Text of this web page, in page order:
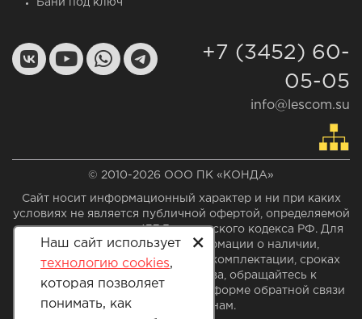
Бани под ключ
+7 (3452) 60-
05-05
info@lescom.su
© 2010-2026 ООО ПК «КОНДА»
Сайт носит информационный характер и ни при каких
условиях не является публичной офертой, определяемой
положением статьи 437 Гражданского кодекса РФ. Для
получения актуальной информации о наличии,
стоимости указанных проектов, комплектации, сроках
производства и строительства, обращайтесь к
специалистам отдела продаж по форме обратной связи
или по телефонам.
+
Наш сайт использует
технологию cookies,
которая позволяет
понимать, как